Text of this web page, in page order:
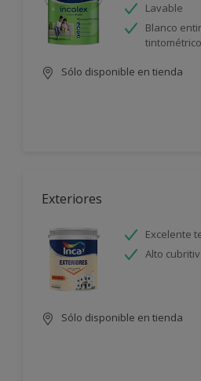
Lavable
Blanco
tintométrico
Sólo disponible en tienda
Exteriores
Excelente
Alto
Sólo disponible en tienda